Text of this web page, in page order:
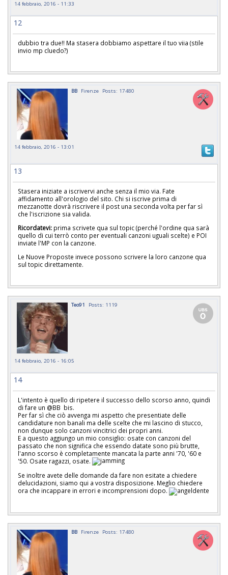
14 febbraio, 2016 - 11:33
12
dubbio tra due!! Ma stasera dobbiamo aspettare il tuo viia (stile
invio mp cluedo?)
BB Firenze Posts: 17480
14 febbraio, 2016 - 13:01
13
Stasera iniziate a iscrivervi anche senza il mio via. Fate
affidamento all'orologio del sito. Chi si iscrive prima di
mezzanotte dovrà riscrivere il post una seconda volta per far sì
che l'iscrizione sia valida.
Ricordatevi: prima scrivete qua sul topic (perché l'ordine qua sarà
quello di cui terrò conto per eventuali canzoni uguali scelte) e POI
inviate l'MP con la canzone.
Le Nuove Proposte invece possono scrivere la loro canzone qua
sul topic direttamente.
Teo91 Posts: 1119
14 febbraio, 2016 - 16:05
14
L'intento è quello di ripetere il successo dello scorso anno, quindi
di fare un @BB bis.
Per far sì che ciò avvenga mi aspetto che presentiate delle
candidature non banali ma delle scelte che mi lascino di stucco,
non dunque solo canzoni vincitrici dei propri anni.
E a questo aggiungo un mio consiglio: osate con canzoni del
passato che non significa che essendo datate sono più brutte,
l'anno scorso è completamente mancata la parte anni '70, '60 e
'50. Osate ragazzi, osate.
Se inoltre avete delle domande da fare non esitate a chiedere
delucidazioni, siamo qui a vostra disposizione. Meglio chiedere
ora che incappare in errori e incomprensioni dopo.
BB Firenze Posts: 17480